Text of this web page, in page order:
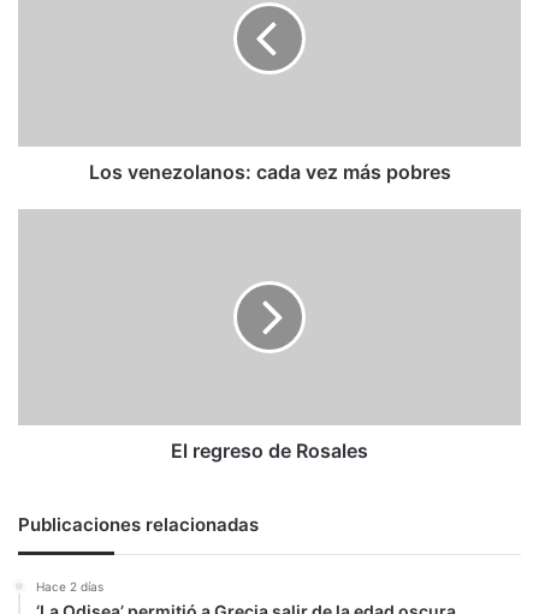
Los venezolanos: cada vez más pobres
El regreso de Rosales
Publicaciones relacionadas
Hace 2 días